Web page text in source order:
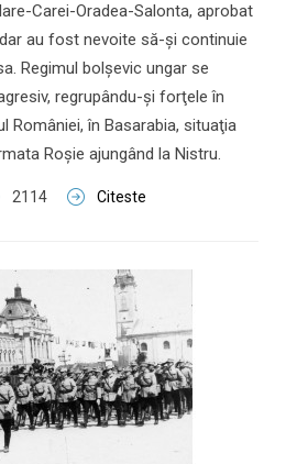
Carei-Oradea-Salonta, aprobat
au fost nevoite să-şi continuie
Regimul bolşevic ungar se
regrupându-şi forţele în
României, în Basarabia, situaţia
Roşie ajungând la Nistru.
2114 Citeste